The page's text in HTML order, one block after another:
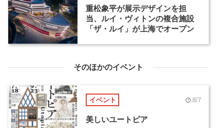
重松象平が展示デザインを担
当、ルイ・ヴィトンの複合施設
「ザ・ルイ」が上海でオープン
そのほかのイベント
イベント 8/7
美しいユートピア